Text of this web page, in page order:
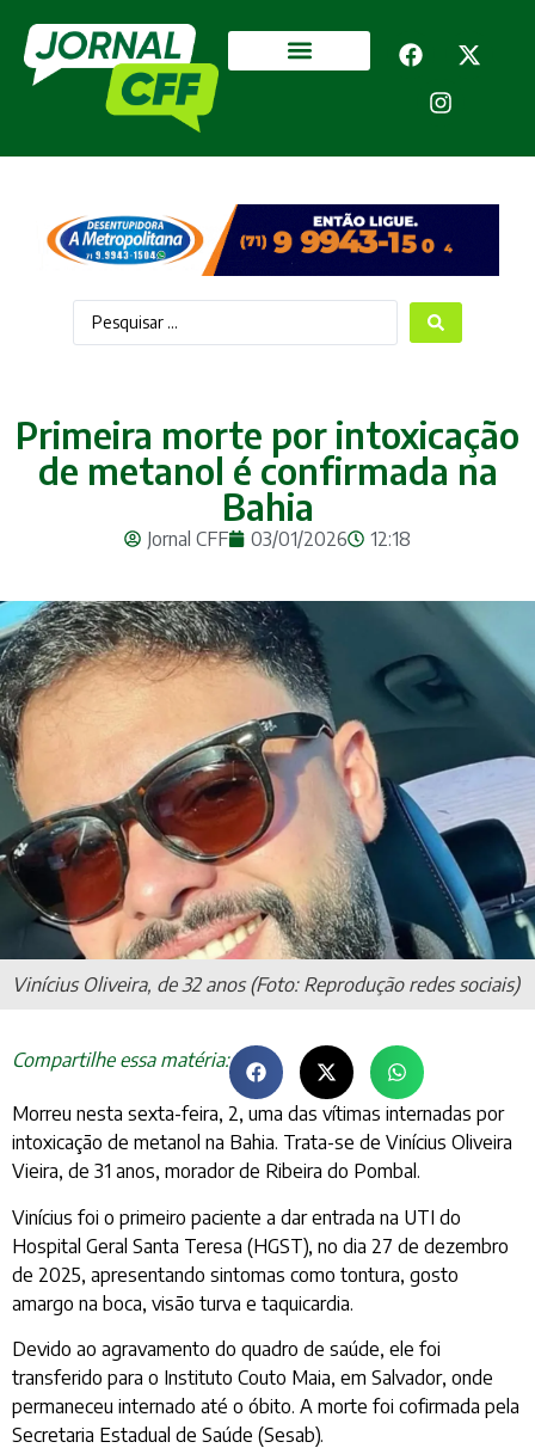
Primeira morte por intoxicação
de metanol é confirmada na
Bahia
Jornal CFF 03/01/2026 12:18
Vinícius Oliveira, de 32 anos (Foto: Reprodução redes sociais)
Compartilhe essa matéria:
Morreu nesta sexta-feira, 2, uma das vítimas internadas por
intoxicação de metanol na Bahia. Trata-se de Vinícius Oliveira
Vieira, de 31 anos, morador de Ribeira do Pombal.
Vinícius foi o primeiro paciente a dar entrada na UTI do
Hospital Geral Santa Teresa (HGST), no dia 27 de dezembro
de 2025, apresentando sintomas como tontura, gosto
amargo na boca, visão turva e taquicardia.
Devido ao agravamento do quadro de saúde, ele foi
transferido para o Instituto Couto Maia, em Salvador, onde
permaneceu internado até o óbito. A morte foi cofirmada pela
Secretaria Estadual de Saúde (Sesab).